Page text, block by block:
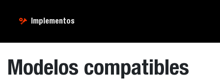
Implementos
Modelos compatibles